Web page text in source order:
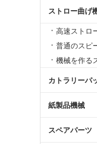
ストロー曲げ
高速ストロ
機械を作る
カトラリーパ
紙製品機械
スペアパーツ